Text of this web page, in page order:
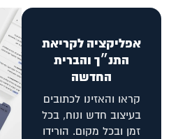
אפליקציה לקריאת
התנ״ך והברית
החדשה
קראו והאזינו לכתובים
בעיצוב חדש ונוח, בכל
זמן ובכל מקום. הורידו